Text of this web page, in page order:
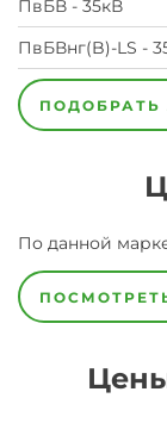
ПвБВ - 35кВ
ПвБВнг(B)-LS -
ПОДОБРАТЬ
По данной